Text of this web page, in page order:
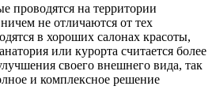
проводятся на территории
не отличаются от тех
в хороших салонах красоты,
или курорта считается более
своего внешнего вида, так
и комплексное решение